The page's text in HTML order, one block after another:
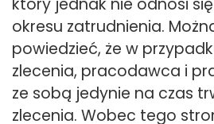
okresu zatrudnienia.
powiedzieć, że w
zlecenia, pracodawca i
ze sobą jedynie na czas
zlecenia. Wobec tego